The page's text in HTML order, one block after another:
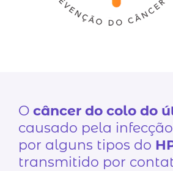
O câncer do colo do
causado pela
por alguns tipos do
transmitido por